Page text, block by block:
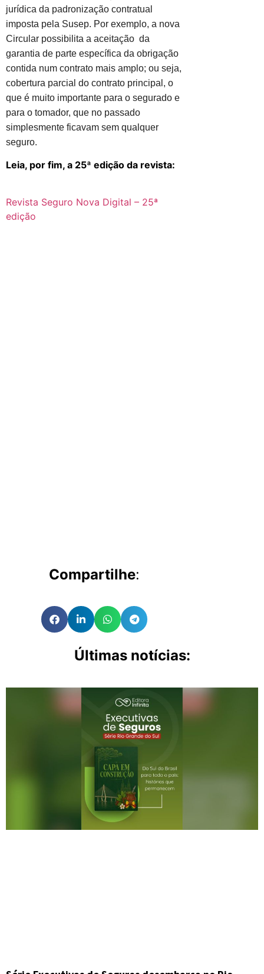
jurídica da padronização contratual
imposta pela Susep. Por exemplo, a nova
Circular possibilita a aceitação da
garantia de parte específica da obrigação
contida num contrato mais amplo; ou seja,
cobertura parcial do contrato principal, o
que é muito importante para o segurado e
para o tomador, que no passado
simplesmente ficavam sem qualquer
seguro.
Leia, por fim, a 25ª edição da revista:
Revista Seguro Nova Digital – 25ª
edição
Compartilhe:
Últimas notícias: